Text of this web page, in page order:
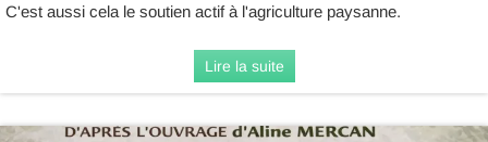
C'est aussi cela le soutien actif à l'agriculture paysanne.
Lire la suite